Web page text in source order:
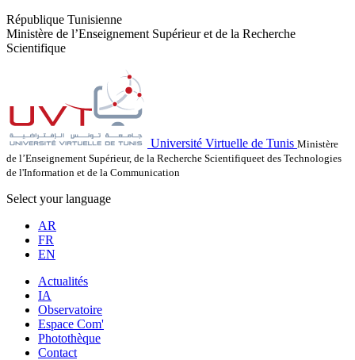
République Tunisienne
Ministère de l’Enseignement Supérieur et de la Recherche
Scientifique
Université Virtuelle de Tunis Ministère
de l’Enseignement Supérieur, de la Recherche Scientifiqueet des Technologies
de l'Information et de la Communication
Select your language
AR
FR
EN
Actualités
IA
Observatoire
Espace Com'
Photothèque
Contact